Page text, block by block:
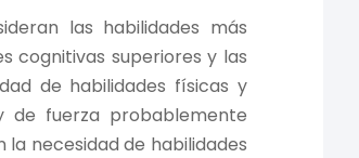
las habilidades más
cognitivas superiores y las
de habilidades físicas y
de fuerza probablemente
la necesidad de habilidades